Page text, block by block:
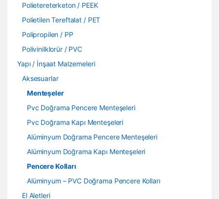
Polietereterketon / PEEK
Polietilen Tereftalat / PET
Polipropilen / PP
Polivinilklorür / PVC
Yapı / İnşaat Malzemeleri
Aksesuarlar
Menteşeler
Pvc Doğrama Pencere Menteşeleri
Pvc Doğrama Kapı Menteşeleri
Alüminyum Doğrama Pencere Menteşeleri
Alüminyum Doğrama Kapı Menteşeleri
Pencere Kolları
Alüminyum – PVC Doğrama Pencere Kolları
El Aletleri